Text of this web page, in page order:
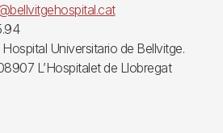
Hospital Universitario de Bellvitge.
L’Hospitalet de Llobregat